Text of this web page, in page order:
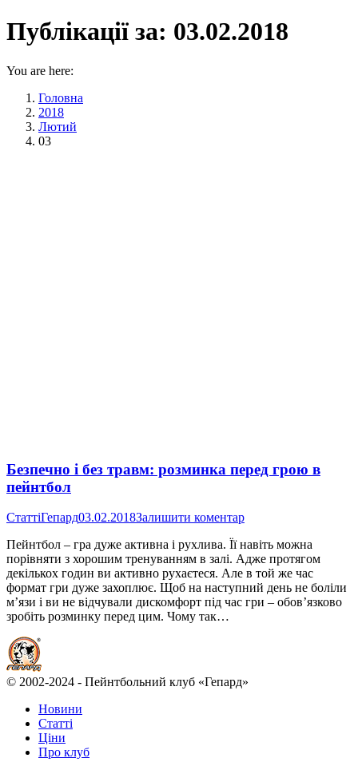
Публікації за: 03.02.2018
You are here:
Головна
2018
Лютий
03
Безпечно і без травм: розминка перед грою в
пейнтбол
СтаттіГепард03.02.2018Залишити коментар
Пейнтбол – гра дуже активна і рухлива. Її навіть можна
порівняти з хорошим тренуванням в залі. Адже протягом
декількох годин ви активно рухаєтеся. Але в той же час
формат гри дуже захоплює. Щоб на наступний день не боліли
м’язи і ви не відчували дискомфорт під час гри – обов’язково
зробіть розминку перед цим. Чому так…
© 2002-2024 - Пейнтбольний клуб «Гепард»
Новини
Статті
Ціни
Про клуб